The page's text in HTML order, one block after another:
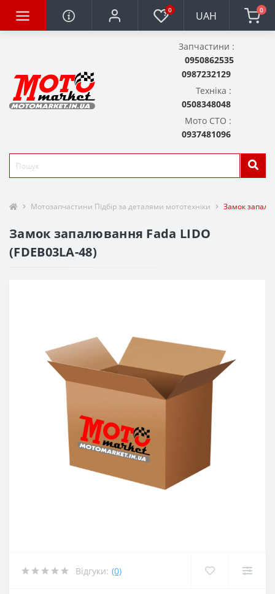
0 UAH 0
Запчастини :
0950862535
0987232129
Техніка :
0508348048
Мото СТО :
0937481096
Мотозапчастини Підбір за деталями мототехніки Замок
Замок запалювання Fada LIDO
(FDEB03LA-48)
Відгуки: (0)